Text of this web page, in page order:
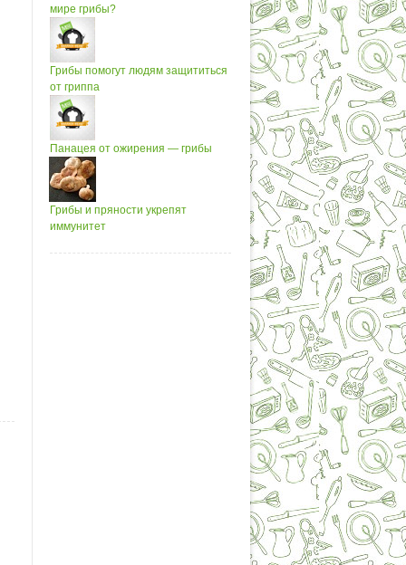
мире грибы?
Грибы помогут людям защититься
от гриппа
Панацея от ожирения — грибы
Грибы и пряности укрепят
иммунитет